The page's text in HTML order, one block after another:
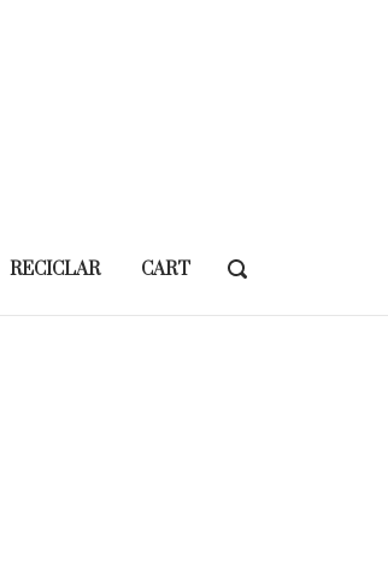
RECICLAR CART
OPEN
BAR